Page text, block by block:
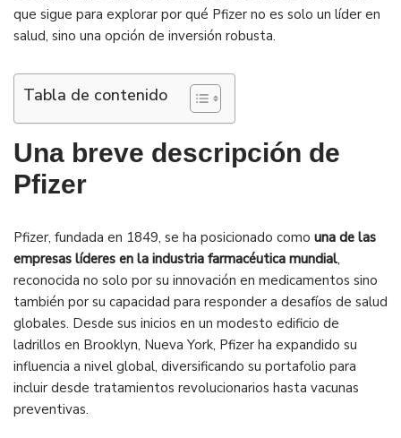
que sigue para explorar por qué Pfizer no es solo un líder en
salud, sino una opción de inversión robusta.
Tabla de contenido
Una breve descripción de
Pfizer
Pfizer, fundada en 1849, se ha posicionado como una de las
empresas líderes en la industria farmacéutica mundial,
reconocida no solo por su innovación en medicamentos sino
también por su capacidad para responder a desafíos de salud
globales. Desde sus inicios en un modesto edificio de
ladrillos en Brooklyn, Nueva York, Pfizer ha expandido su
influencia a nivel global, diversificando su portafolio para
incluir desde tratamientos revolucionarios hasta vacunas
preventivas.